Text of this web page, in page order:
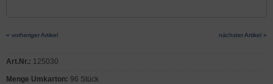
« vorheriger Artikel nächster Artikel »
Art.Nr.: 125030
Menge Umkarton: 96 Stück